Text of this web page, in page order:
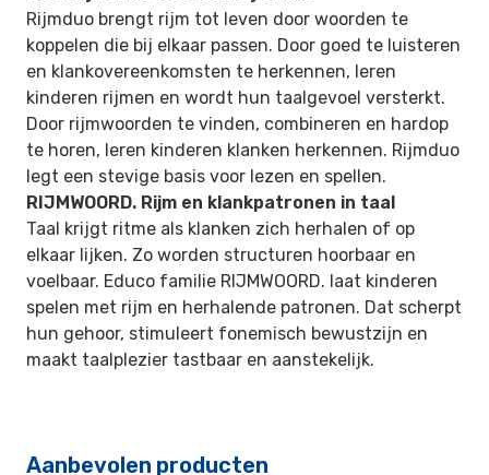
Rijmduo brengt rijm tot leven door woorden te
koppelen die bij elkaar passen. Door goed te luisteren
en klankovereenkomsten te herkennen, leren
kinderen rijmen en wordt hun taalgevoel versterkt.
Door rijmwoorden te vinden, combineren en hardop
te horen, leren kinderen klanken herkennen. Rijmduo
legt een stevige basis voor lezen en spellen.
RIJMWOORD. Rijm en klankpatronen in taal
Taal krijgt ritme als klanken zich herhalen of op
elkaar lijken. Zo worden structuren hoorbaar en
voelbaar. Educo familie RIJMWOORD. laat kinderen
spelen met rijm en herhalende patronen. Dat scherpt
hun gehoor, stimuleert fonemisch bewustzijn en
maakt taalplezier tastbaar en aanstekelijk.
Aanbevolen producten